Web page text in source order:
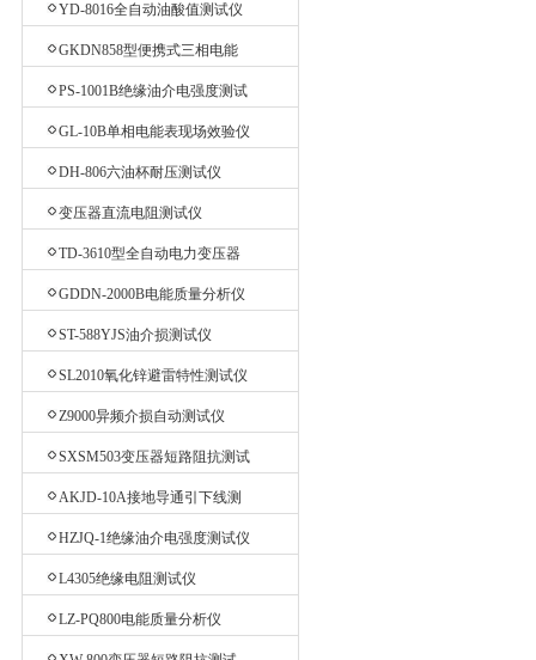
YD-8016全自动油酸值测试仪
GKDN858型便携式三相电能
质量分析仪
PS-1001B绝缘油介电强度测试
GL-10B单相电能表现场效验仪
DH-806六油杯耐压测试仪
变压器直流电阻测试仪
TD-3610型全自动电力变压器
GDDN-2000B电能质量分析仪
ST-588YJS油介损测试仪
SL2010氧化锌避雷特性测试仪
Z9000异频介损自动测试仪
SXSM503变压器短路阻抗测试
AKJD-10A接地导通引下线测
HZJQ-1绝缘油介电强度测试仪
L4305绝缘电阻测试仪
LZ-PQ800电能质量分析仪